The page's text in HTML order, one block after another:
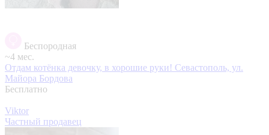
Беспородная
~4 мес.
Отдам котёнка девочку, в хорошие руки! Севастополь, ул.
Майора Бордова
Бесплатно
Viktor
Частный продавец